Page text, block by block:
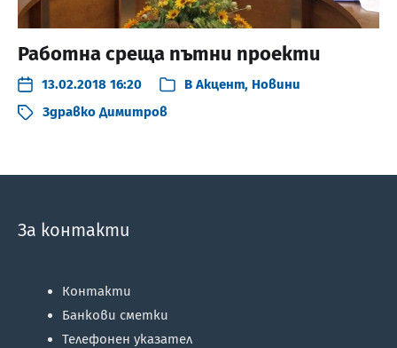
Работна среща пътни проекти
13.02.2018 16:20 В Акцент, Новини
Здравко Димитров
За контакти
Контакти
Банкови сметки
Телефонен указател